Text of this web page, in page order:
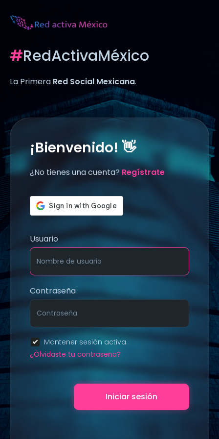
#RedActivaMéxico
La Primera Red Social Mexicana.
¡Bienvenido! 👋
¿No tienes una cuenta? Regístrate
Usuario
Contraseña
Mantener sesión activa.
¿Olvidaste tu contraseña?
Iniciar sesión